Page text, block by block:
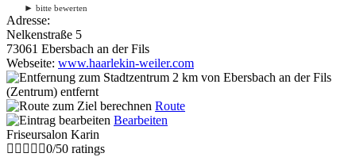
► bitte bewerten
Adresse:
Nelkenstraße 5
73061 Ebersbach an der Fils
Webseite: www.haarlekin-weiler.com
2 km von Ebersbach an der Fils
(Zentrum) entfernt
Route
Bearbeiten
Friseursalon Karin
0/50 ratings